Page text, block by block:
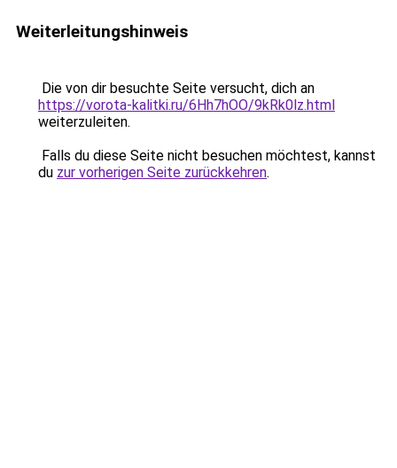
Weiterleitungshinweis
Die von dir besuchte Seite versucht, dich an
https://vorota-kalitki.ru/6Hh7hOO/9kRk0lz.html
weiterzuleiten.
Falls du diese Seite nicht besuchen möchtest, kannst
du zur vorherigen Seite zurückkehren.